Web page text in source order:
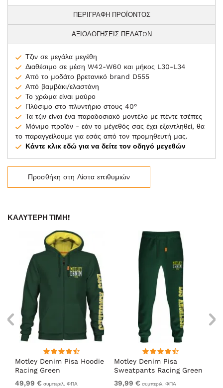
ΠΕΡΙΓΡΑΦΗ ΠΡΟΪΟΝΤΟΣ
ΑΞΙΟΛΟΓΗΣΕΙΣ ΠΕΛΑΤΩΝ
Τζιν σε μεγάλα μεγέθη
Διαθέσιμο σε μέση W42-W60 και μήκος L30-L34
Από το μοδάτο βρετανικό brand D555
Από βαμβάκι/ελαστάνη
Το χρώμα είναι μαύρο
Πλύσιμο στο πλυντήριο στους 40°
Τα τζιν είναι ένα παραδοσιακό μοντέλο με πέντε τσέπες
Μόνιμο προϊόν - εάν το μέγεθός σας έχει εξαντληθεί, θα
το παραγγείλουμε για εσάς από τον προμηθευτή μας.
Κάντε κλικ εδώ για να δείτε τον οδηγό μεγεθών
Προσθήκη στη Λίστα επιθυμιών
ΚΑΛΎΤΕΡΗ ΤΙΜΉ!
Motley Denim Pisa Hoodie
Racing Green
49,99 € συμπεριλ. ΦΠΑ
Motley Denim Pisa
Sweatpants Racing Green
39,99 € συμπεριλ. ΦΠΑ